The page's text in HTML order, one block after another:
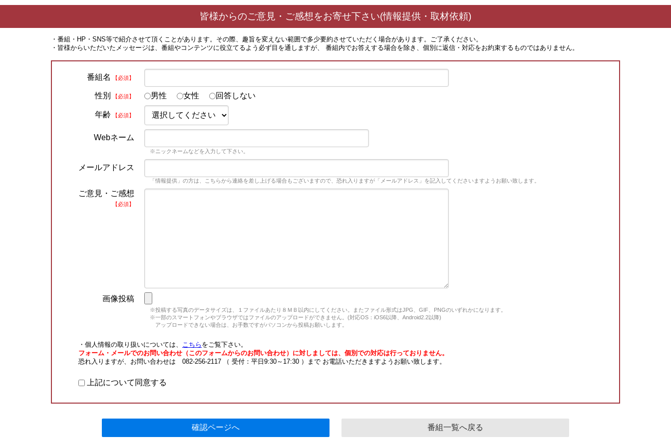
皆様からのご意見・ご感想をお寄せ下さい(情報提供・取材依頼)
・番組・HP・SNS等で紹介させて頂くことがあります。その際、趣旨を変えない範囲で多少要約させていただく場合があります。ご了承ください。
・皆様からいただいたメッセージは、番組やコンテンツに役立てるよう必ず目を通しますが、 番組内でお答えする場合を除き、個別に返信・対応をお約束するものではありません。
番組名 【必須】
性別 【必須】 男性 女性 回答しない
年齢 【必須】
Webネーム
※ニックネームなどを入力して下さい。
メールアドレス
「情報提供」の方は、こちらから連絡を差し上げる場合もございますので、恐れ入りますが「メールアドレス」を記入してくださいますようお願い致します。
ご意見・ご感想
【必須】
画像投稿
※投稿する写真のデータサイズは、１ファイルあたり８ＭＢ以内にしてください。またファイル形式はJPG、GIF、PNGのいずれかになります。
※一部のスマートフォンやブラウザではファイルのアップロードができません。(対応OS：iOS6以降、Android2.2以降)
アップロードできない場合は、お手数ですがパソコンから投稿お願いします。
・個人情報の取り扱いについては、 こちら をご覧下さい。
フォーム・メールでのお問い合わせ（このフォームからのお問い合わせ）に対しましては、個別での対応は行っておりません。
恐れ入りますが、お問い合わせは 082-256-2117 （ 受付：平日9:30～17:30 ）まで お電話いただきますようお願い致します。
上記について同意する
確認ページへ 番組一覧へ戻る